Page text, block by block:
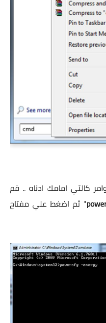
كالتي امامك ادناه .. قم
" ثم اضغط علي مفتاح